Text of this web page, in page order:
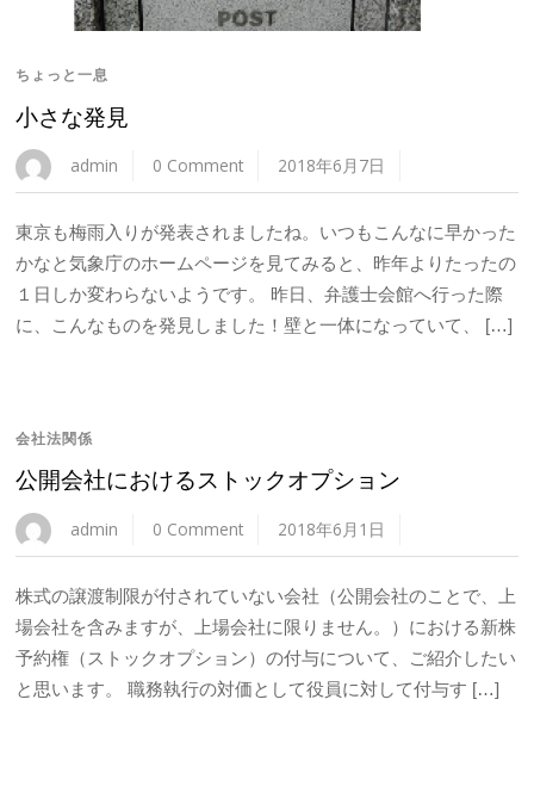
ちょっと一息
小さな発見
admin 0 Comment 2018年6月7日
東京も梅雨入りが発表されましたね。いつもこんなに早かった
かなと気象庁のホームページを見てみると、昨年よりたったの
１日しか変わらないようです。 昨日、弁護士会館へ行った際
に、こんなものを発見しました！壁と一体になっていて、 […]
会社法関係
公開会社におけるストックオプション
admin 0 Comment 2018年6月1日
株式の譲渡制限が付されていない会社（公開会社のことで、上
場会社を含みますが、上場会社に限りません。）における新株
予約権（ストックオプション）の付与について、ご紹介したい
と思います。 職務執行の対価として役員に対して付与す […]